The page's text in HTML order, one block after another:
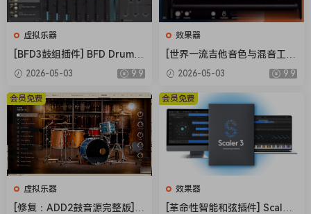
虚拟乐器
[BFD3鼓组插件] BFD Drums
BFD3 v3.5.0.49-R2R [WiN]
2026-05-03 9.9
效果器
[世界一流吉他音色与混音工具
全套合集] STL Tones Bundle
v2026.04 [WiN, MacOSX]（1.
48GB+3.34GB）
2026-05-03 9.9
虚拟乐器
[修复：ADD2鼓音源完整版] X
会员免费
效果器
[革命性智能和弦插件] Scaler
会员免费